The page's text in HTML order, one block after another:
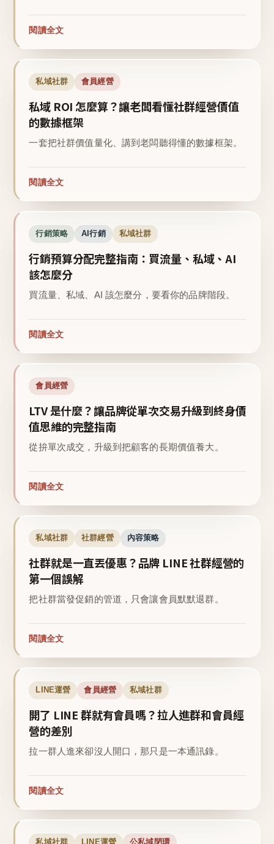
閱讀全文
私域社群 會員經營
私域 ROI 怎麼算？讓老闆看懂社群經營價值
的數據框架
一套把社群價值量化、講到老闆聽得懂的數據框架。
閱讀全文
行銷策略 AI行銷 私域社群
行銷預算分配完整指南：買流量、私域、AI
該怎麼分
買流量、私域、AI 該怎麼分，要看你的品牌階段。
閱讀全文
會員經營
LTV 是什麼？讓品牌從單次交易升級到終身價
值思維的完整指南
從拚單次成交，升級到把顧客的長期價值養大。
閱讀全文
私域社群 社群經營 內容策略
社群就是一直丟優惠？品牌 LINE 社群經營的
第一個誤解
把社群當發促銷的管道，只會讓會員默默退群。
閱讀全文
LINE運營 會員經營 私域社群
開了 LINE 群就有會員嗎？拉人進群和會員經
營的差別
拉一群人進來卻沒人開口，那只是一本通訊錄。
閱讀全文